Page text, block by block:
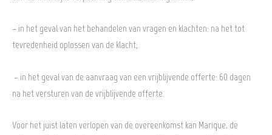
– in het geval van het behandelen van vragen en klachten: na het tot
tevredenheid oplossen van de klacht;
– in het geval van de aanvraag van een vrijblijvende offerte: 60 dagen
na het versturen van de vrijblijvende offerte.
Voor het juist laten verlopen van de overeenkomst kan Marique, de